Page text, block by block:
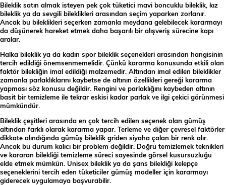
Bileklik satın almak isteyen pek çok tüketici mavi boncuklu bileklik, kız
bileklik ya da sevgili bileklikleri arasından seçim yaparken zorlanır.
Ancak bu bileklikleri seçerken zamanla meydana gelebilecek kararmayı
da düşünerek hareket etmek daha başarılı bir alışveriş sürecine kapı
aralar.
Halka bileklik ya da kadın spor bileklik seçenekleri arasından hangisinin
tercih edildiği önemsenmemelidir. Çünkü kararma konusunda etkili olan
faktör bilekliğin imal edildiği malzemedir. Altından imal edilen bileklikler
zamanla parlaklıklarını kaybetse de altının özellikleri gereği kararma
yapması söz konusu değildir. Rengini ve parlaklığını kaybeden altının
basit bir temizleme ile tekrar eskisi kadar parlak ve ilgi çekici görünmesi
mümkündür.
Bileklik çeşitleri arasında en çok tercih edilen seçenek olan gümüş
altından farklı olarak kararma yapar. Terleme ve diğer çevresel faktörler
dikkate alındığında gümüş bileklik griden siyaha çalan bir renk alır.
Ancak bu durum kalıcı bir problem değildir. Doğru temizlemek teknikleri
ve kararan bilekliği temizleme süreci sayesinde görsel kusursuzluğu
elde etmek mümkün. Unisex bileklik ya da şans bilekliği kelepçe
seçeneklerini tercih eden tüketiciler gümüş modeller için kararmayı
giderecek uygulamaya başvurabilir.